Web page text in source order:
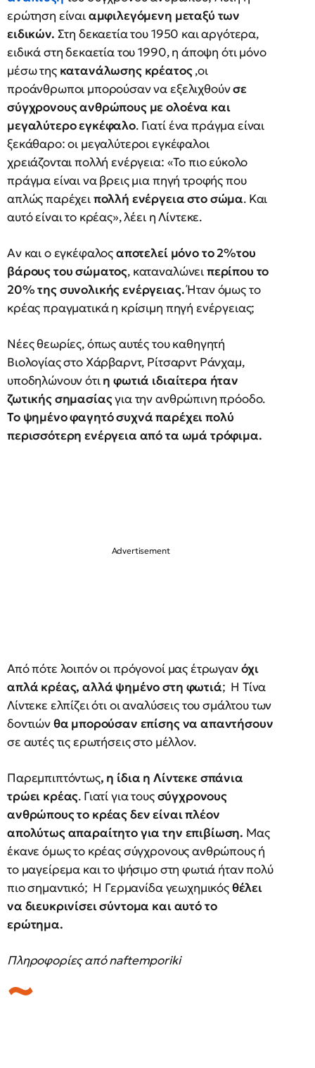
ερώτηση είναιαμφιλεγόμενη μεταξύ των
ειδικών. Στη δεκαετία του 1950 και αργότερα,
ειδικά στη δεκαετία του 1990, η άποψη ότι μόνο
μέσω της κατανάλωσης κρέατος,οι
προάνθρωποι μπορούσαν να εξελιχθούνσε
σύγχρονους ανθρώπους με ολοένα και
μεγαλύτερο εγκέφαλο. Γιατί ένα πράγμα είναι
ξεκάθαρο: οι μεγαλύτεροι εγκέφαλοι
χρειάζονται πολλή ενέργεια: «Το πιο εύκολο
πράγμα είναι να βρεις μια πηγή τροφής που
απλώς παρέχειπολλή ενέργεια στο σώμα. Και
αυτό είναι το κρέας», λέει η Λίντεκε.
Αν και ο εγκέφαλοςαποτελεί μόνο το 2%του
βάρους του σώματος, καταναλώνειπερίπου το
20% της συνολικής ενέργειας.Ήταν όμως το
κρέας πραγματικά η κρίσιμη πηγή ενέργειας;
Νέες θεωρίες, όπως αυτές του καθηγητή
Βιολογίας στο Χάρβαρντ, Ρίτσαρντ Ράνχαμ,
υποδηλώνουν ότιη φωτιά ιδιαίτερα ήταν
ζωτικής σημασίαςγια την ανθρώπινη πρόοδο.
Το ψημένο φαγητό συχνά παρέχει πολύ
περισσότερη ενέργεια από τα ωμά τρόφιμα.
Από πότε λοιπόν οι πρόγονοί μας έτρωγανόχι
απλά κρέας, αλλά ψημένο στη φωτιά; Η Τίνα
Λίντεκε ελπίζει ότι οι αναλύσεις του σμάλτου των
δοντιώνθα μπορούσαν επίσης να απαντήσουν
σε αυτές τις ερωτήσεις στο μέλλον.
Παρεμπιπτόντως, η ίδια η Λίντεκε σπάνια
τρώει κρέας. Γιατί για τουςσύγχρονους
ανθρώπους το κρέας δεν είναι πλέον
απολύτως απαραίτητο για την επιβίωση. Μας
έκανε όμως το κρέας σύγχρονους ανθρώπους ή
το μαγείρεμα και το ψήσιμο στη φωτιά ήταν πολύ
πιο σημαντικό; Η Γερμανίδα γεωχημικόςθέλει
να διευκρινίσει σύντομα και αυτό το
ερώτημα.
Πληροφορίες από naftemporiki